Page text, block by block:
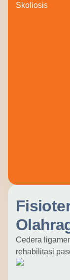
Skoliosis
Cedera
rehabilitasi